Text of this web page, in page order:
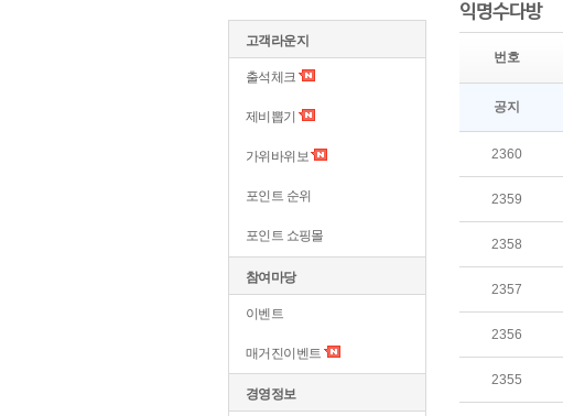
고객라운지
출석체크
제비뽑기
가위바위보
포인트 순위
포인트 쇼핑몰
참여마당
이벤트
매거진이벤트
경영정보
익명수다방
번호
공지
2360
2359
2358
2357
2356
2355